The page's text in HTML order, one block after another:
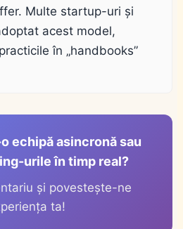
Multe startup-uri și
acest model,
în „handbooks”
echipă asincronă sau
urile în timp real?
și povestește-ne
ta!